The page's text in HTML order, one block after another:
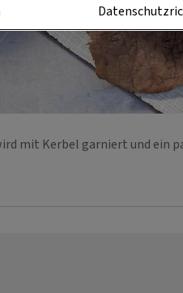
mit Kerbel garniert und ein